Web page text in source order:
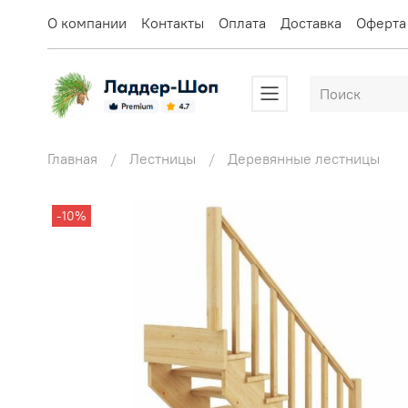
О компании Контакты Оплата Доставка Оферта
Главная Лестницы Деревянные лестницы
-10%